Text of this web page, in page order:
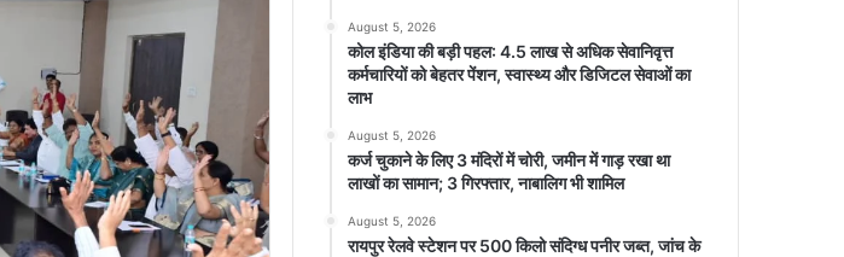
August 5, 2026
कोल इंडिया की बड़ी पहल: 4.5 लाख से अधिक सेवानिवृत्त
कर्मचारियों को बेहतर पेंशन, स्वास्थ्य और डिजिटल सेवाओं का
लाभ
August 5, 2026
कर्ज चुकाने के लिए 3 मंदिरों में चोरी, जमीन में गाड़ रखा था
लाखों का सामान; 3 गिरफ्तार, नाबालिग भी शामिल
August 5, 2026
रायपुर रेलवे स्टेशन पर 500 किलो संदिग्ध पनीर जब्त, जांच के